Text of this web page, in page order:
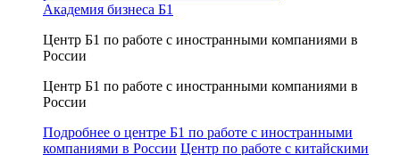
Академия бизнеса Б1
Центр Б1 по работе с иностранными компаниями в
России
Центр Б1 по работе с иностранными компаниями в
России
Подробнее о центре Б1 по работе с иностранными
компаниями в России Центр по работе с китайскими